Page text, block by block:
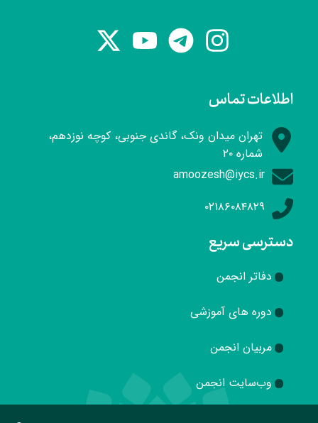
اطلاعات تماس
تهران میدان ونک، گاندی جنوبی، کوچه نوزدهم،
شماره ۲۰
amoozesh@iycs.ir
۰۲۱۸۶۰۸۴۸۲۹
دسترسی سریع
دفاتر انجمن
دوره های آموزشی
مربیان انجمن
وب‌سایت انجمن